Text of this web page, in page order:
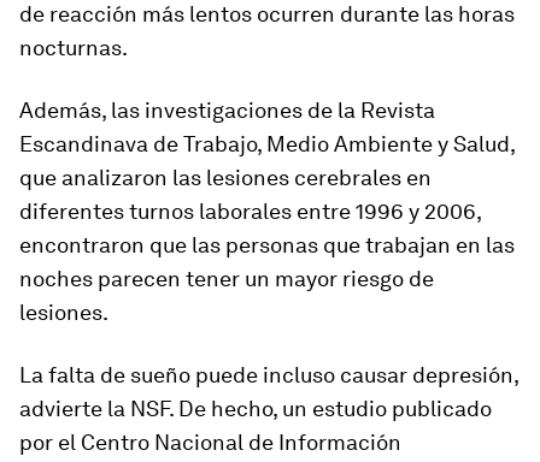
de reacción más lentos ocurren durante las horas
nocturnas.
Además, las investigaciones de la Revista
Escandinava de Trabajo, Medio Ambiente y Salud,
que analizaron las lesiones cerebrales en
diferentes turnos laborales entre 1996 y 2006,
encontraron que las personas que trabajan en las
noches parecen tener un mayor riesgo de
lesiones.
La falta de sueño puede incluso causar depresión,
advierte la NSF. De hecho, un estudio publicado
por el Centro Nacional de Información